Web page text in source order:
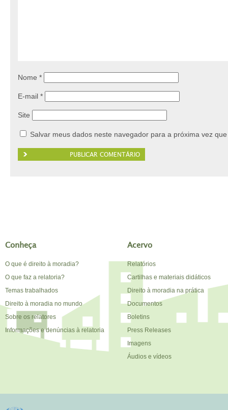
Nome *
E-mail *
Site
Salvar meus dados neste navegador para a próxima vez
Conheça
O que é direito à moradia?
O que faz a relatoria?
Temas trabalhados
Direito à moradia no mundo
Sobre os relatores
Informações e denúncias à relatoria
Acervo
Relatórios
Cartilhas e materiais didáticos
Direito à moradia na prática
Documentos
Boletins
Press Releases
Imagens
Áudios e vídeos